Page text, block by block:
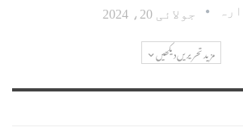
جولائی 20، 2024
مزید تحریریں دیکھیں